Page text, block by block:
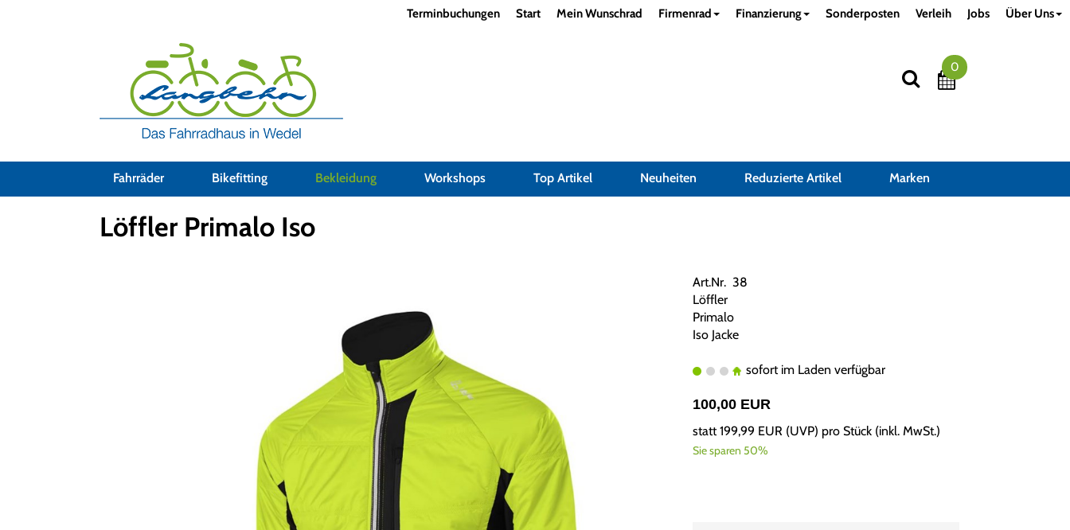
Terminbuchungen Start Mein Wunschrad Firmenrad Finanzierung Sonderposten Verleih Jobs Über Uns
0
Fahrräder Bikefitting Bekleidung Workshops Top Artikel Neuheiten Reduzierte Artikel Marken
Bekleidung Jacken
Löffler Primalo Iso
Art.Nr. 38
Löffler
Primalo
Iso Jacke
sofort im Laden verfügbar
100,00 EUR
statt199,99 EUR(UVP) pro Stück (inkl. MwSt.)
Sie sparen 50%